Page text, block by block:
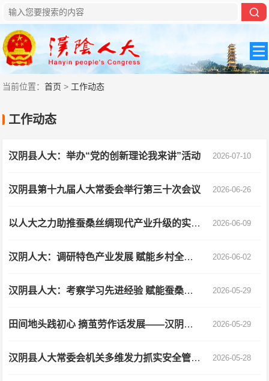
当前位置：首页 > 工作动态
工作动态
汉阴县人大：举办“党的创新理论我来讲”活动 2026-07-10
汉阴县第十九届人大常委会举行第三十次会议 2026-06-26
以人大之力助推蚕桑丝绸现代产业升级的实践探索——以汉阴县人大工作为例 2026-06-09
汉阴人大：调研特色产业发展 赋能乡村全面振兴 2026-06-02
汉阴县人大：考察学习先进经验 赋能蚕桑产业发展 2026-05-29
田间地头践初心 摘茧劳作话发展——汉阴县人大常委会机关与兴隆佳苑社区开展支部联建主题党日活动 2026-05-29
汉阴县人大常委会机关多维发力抓实安全管理工作 2026-05-28